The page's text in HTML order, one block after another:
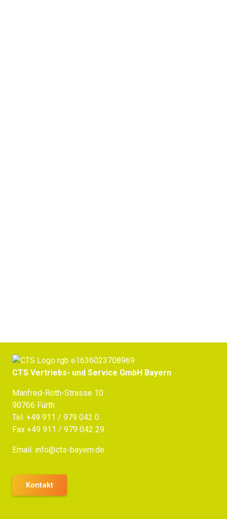
CTS Vertriebs- und Service GmbH Bayern
Manfred-Roth-Strasse 10
90766 Fürth
Tel. +49 911 / 979 042 0
Fax +49 911 / 979 042 29
Email: info@cts-bayern.de
Kontakt